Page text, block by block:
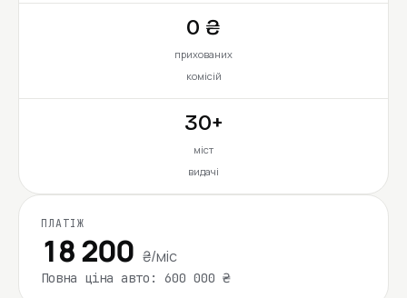
0 ₴
прихованих
комісій
30+
міст
видачі
ПЛАТІЖ
18 200 ₴/міс
Повна ціна авто: 600 000 ₴